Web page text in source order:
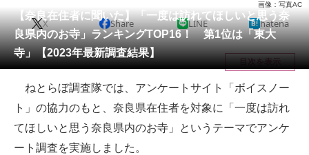
会員記事
メディア
注目記事を集めた総合ページ
ITの今と未来を見通す
スマホと通信の最新トレンド
【奈良在住者に聞いた】「一度は訪れてほしいと思う奈
良県内のお寺」ランキングTOP16！ 第1位は「東大
寺」【2023年最新調査結果】
画像：写真AC
X Share LINE hatena
目次を表示
ねとらぼ調査隊では、アンケートサイト「ボイスノー
ト」の協力のもと、奈良県在住者を対象に「一度は訪れ
てほしいと思う奈良県内のお寺」というテーマでアンケ
ート調査を実施しました。